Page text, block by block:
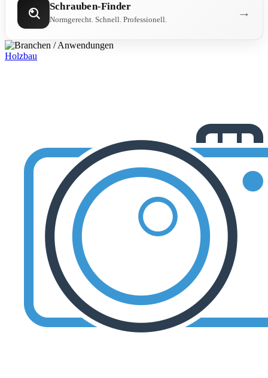
Schrauben-Finder
Normgerecht. Schnell. Professionell. →
Holzbau